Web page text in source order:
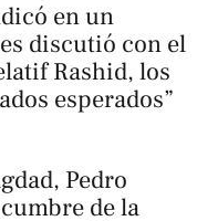
en un
discutió con el
Rashid, los
esperados”
Pedro
de la